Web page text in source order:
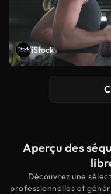
iStock
Aperçu des
Découvrez une
professionnelles et